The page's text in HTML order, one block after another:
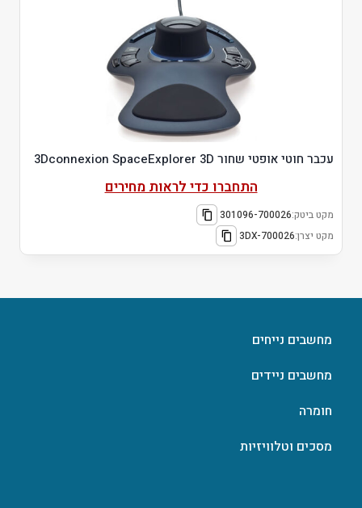
עכבר חוטי אופטי שחור 3Dconnexion SpaceExplorer 3D
התחברו כדי לראות מחירים
מקט ביטק:301096-700026
מקט יצרן:3DX-700026
מחשבים נייחים
מחשבים ניידים
חומרה
מסכים וטלוויזיות